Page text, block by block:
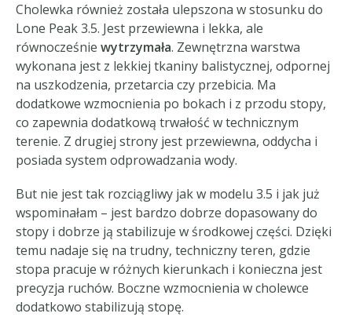
Cholewka również została ulepszona w stosunku do
Lone Peak 3.5. Jest przewiewna i lekka, ale
równocześnie wytrzymała. Zewnętrzna warstwa
wykonana jest z lekkiej tkaniny balistycznej, odpornej
na uszkodzenia, przetarcia czy przebicia. Ma
dodatkowe wzmocnienia po bokach i z przodu stopy,
co zapewnia dodatkową trwałość w technicznym
terenie. Z drugiej strony jest przewiewna, oddycha i
posiada system odprowadzania wody.
But nie jest tak rozciągliwy jak w modelu 3.5 i jak już
wspominałam – jest bardzo dobrze dopasowany do
stopy i dobrze ją stabilizuje w środkowej części. Dzięki
temu nadaje się na trudny, techniczny teren, gdzie
stopa pracuje w różnych kierunkach i konieczna jest
precyzja ruchów. Boczne wzmocnienia w cholewce
dodatkowo stabilizują stopę.